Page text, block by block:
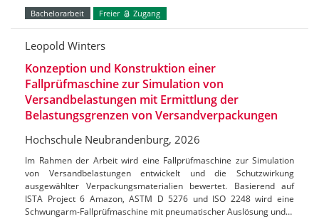
Bachelorarbeit Freier Zugang
Leopold Winters
Konzeption und Konstruktion einer
Fallprüfmaschine zur Simulation von
Versandbelastungen mit Ermittlung der
Belastungsgrenzen von Versandverpackungen
Hochschule Neubrandenburg, 2026
Im Rahmen der Arbeit wird eine Fallprüfmaschine zur Simulation
von Versandbelastungen entwickelt und die Schutzwirkung
ausgewählter Verpackungsmaterialien bewertet. Basierend auf
ISTA Project 6 Amazon, ASTM D 5276 und ISO 2248 wird eine
Schwungarm-Fallprüfmaschine mit pneumatischer Auslösung und…